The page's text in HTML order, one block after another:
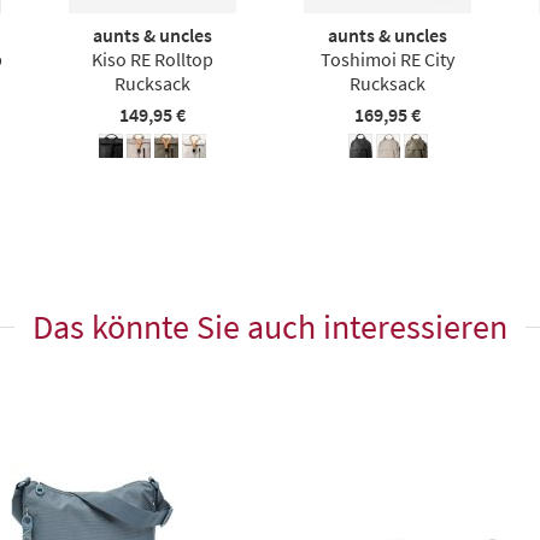
aunts & uncles
Kiso RE Rolltop
Rucksack
149,95 €
aunts & uncles
Toshimoi RE City
Rucksack
169,95 €
Das könnte Sie auch interessieren